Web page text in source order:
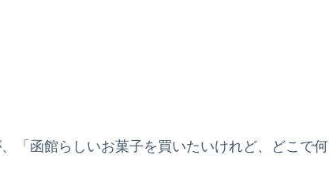
「函館らしいお菓子を買いたいけれど、どこで何